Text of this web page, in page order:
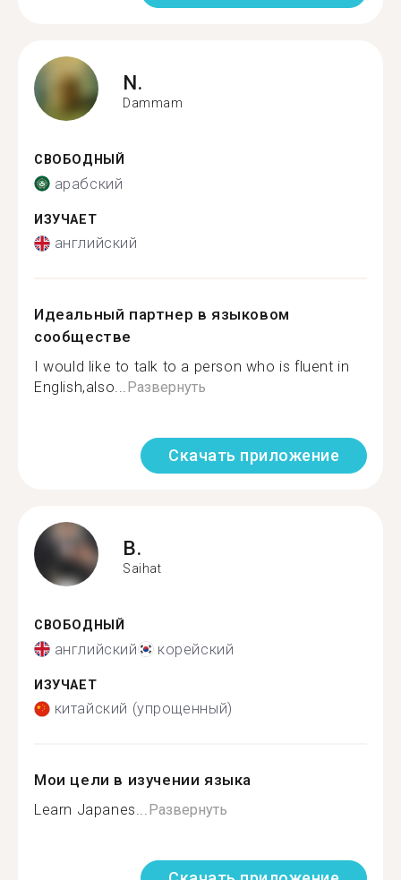
N.
Dammam
СВОБОДНЫЙ
арабский
ИЗУЧАЕТ
английский
Идеальный партнер в языковом
сообществе
I would like to talk to a person who is fluent in
English,also...Развернуть
Скачать приложение
B.
Saihat
СВОБОДНЫЙ
английский корейский
ИЗУЧАЕТ
китайский (упрощенный)
Мои цели в изучении языка
Learn Japanes...Развернуть